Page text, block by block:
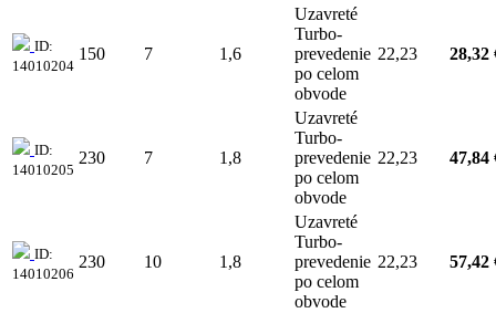
ID:
14010204
150 7 1,6
Uzavreté
Turbo-
prevedenie
po celom
obvode
22,23 28,32
ID:
14010205
230 7 1,8
Uzavreté
Turbo-
prevedenie
po celom
obvode
22,23 47,84
ID:
14010206
230 10 1,8
Uzavreté
Turbo-
prevedenie
po celom
obvode
22,23 57,42